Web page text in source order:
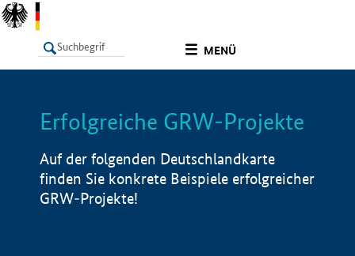
MENÜ
LISTE Info
Erfolgreiche GRW-Projekte
Auf der folgenden Deutschlandkarte
finden Sie konkrete Beispiele erfolgreicher
GRW-Projekte!